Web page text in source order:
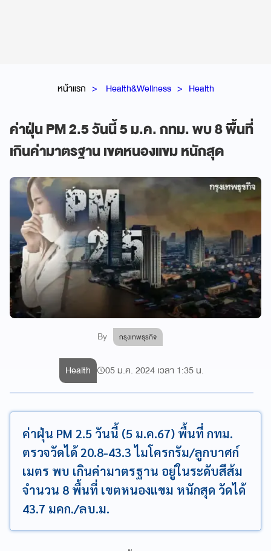
หน้าแรก Health&Wellness Health
ค่าฝุ่น PM 2.5 วันนี้ 5 ม.ค. กทม. พบ 8 พื้นที่
เกินค่ามาตรฐาน เขตหนองแขม หนักสุด
By กรุงเทพธุรกิจ
Health 05 ม.ค. 2024 เวลา 1:35 น.
ค่าฝุ่น PM 2.5 วันนี้ (5 ม.ค.67) พื้นที่ กทม.
ตรวจวัดได้ 20.8-43.3 ไมโครกรัม/ลูกบาศก์
เมตร พบ เกินค่ามาตรฐาน อยู่ในระดับสีส้ม
จำนวน 8 พื้นที่ เขตหนองแขม หนักสุด วัดได้
43.7 มคก./ลบ.ม.